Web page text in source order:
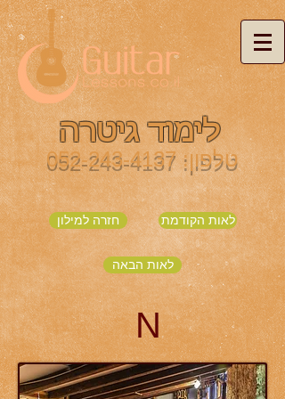
לימוד גיטרה
טלפון:052-243-4137
חזרה למילון לאות הקודמת
לאות הבאה
N